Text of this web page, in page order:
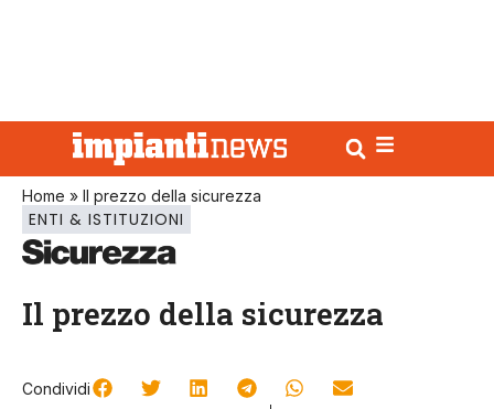
Home » Il prezzo della sicurezza
ENTI & ISTITUZIONI
Il prezzo della sicurezza
Condividi